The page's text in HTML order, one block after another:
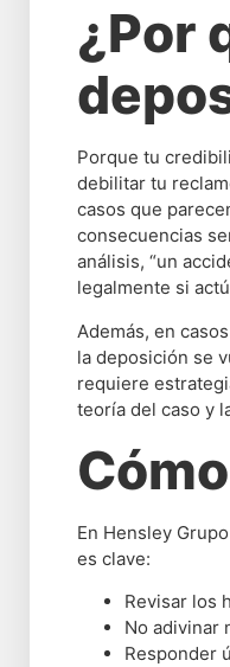
¿Por
Porque tu
debilitar tu
casos que
consecuencias
análisis, “un
legalmente si
Además, en
la deposición se
requiere
teoría del caso y
En Hensley
es clave:
Revisar los
No adivinar
Responder